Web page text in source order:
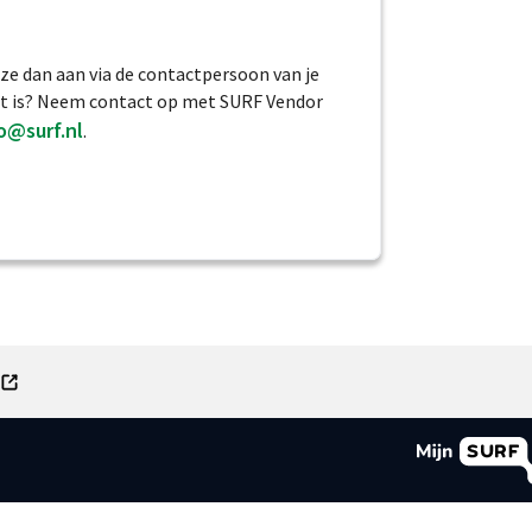
dan aan via de contactpersoon van je
Neem contact op met SURF Vendor
.